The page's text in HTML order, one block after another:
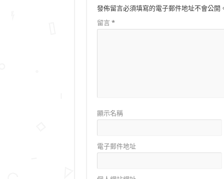
發佈留言必須填寫的電子郵件地址不會公開
留言 *
顯示名稱
電子郵件地址